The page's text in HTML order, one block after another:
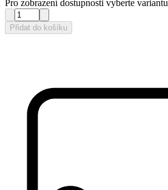
Pro zobrazení dostupnosti vyberte variantu
Přidat do košíku